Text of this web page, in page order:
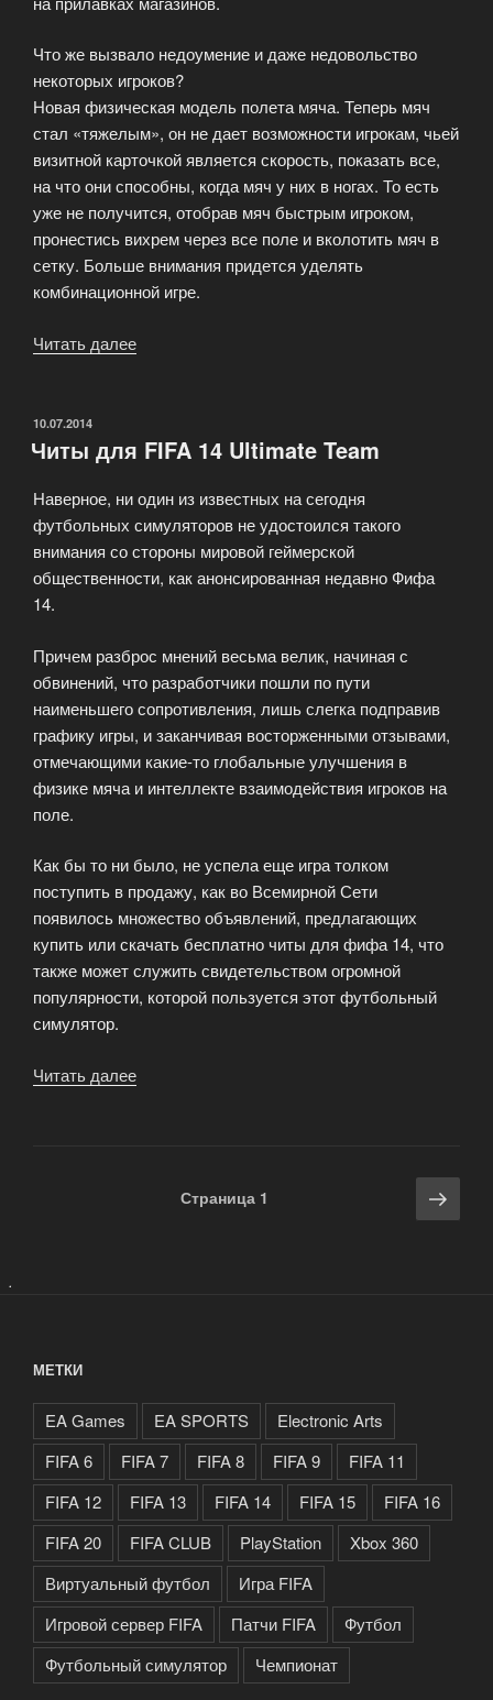
Что же вызвало недоумение и даже недовольство
некоторых игроков?
Новая физическая модель полета мяча. Теперь мяч
стал «тяжелым», он не дает возможности игрокам, чьей
визитной карточкой является скорость, показать все,
на что они способны, когда мяч у них в ногах. То есть
уже не получится, отобрав мяч быстрым игроком,
пронестись вихрем через все поле и вколотить мяч в
сетку. Больше внимания придется уделять
комбинационной игре.
Читать далее
от
Sports
чуда»
ОПУБЛИКОВАНО
10.07.2014
Читы для FIFA 14 Ultimate Team
Наверное, ни один из известных на сегодня
футбольных симуляторов не удостоился такого
внимания со стороны мировой геймерской
общественности, как анонсированная недавно Фифа
14.
Причем разброс мнений весьма велик, начиная с
обвинений, что разработчики пошли по пути
наименьшего сопротивления, лишь слегка подправив
графику игры, и заканчивая восторженными отзывами,
отмечающими какие-то глобальные улучшения в
физике мяча и интеллекте взаимодействия игроков на
поле.
Как бы то ни было, не успела еще игра толком
поступить в продажу, как во Всемирной Сети
появилось множество объявлений, предлагающих
купить или скачать бесплатно читы для фифа 14, что
также может служить свидетельством огромной
популярности, которой пользуется этот футбольный
симулятор.
Читать далее
Team»Страница 1
.
МЕТКИ
EA Games EA SPORTS
Electronic Arts
FIFA 6
FIFA 7 FIFA 8 FIFA 9
FIFA 11
FIFA 12
FIFA 13 FIFA 14 FIFA 15
FIFA 16
FIFA 20
FIFA CLUB PlayStation
Xbox 360
Виртуальный футбол
Игра FIFA
Игровой сервер FIFA
Патчи FIFA
Футбол
Футбольный симулятор
Чемпионат